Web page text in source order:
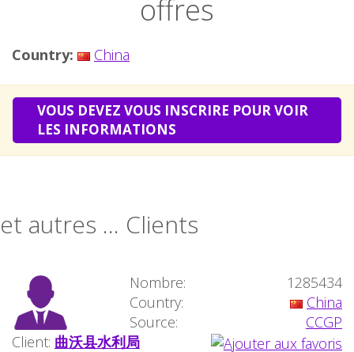
offres
Country: China
VOUS DEVEZ VOUS INSCRIRE POUR VOIR
LES INFORMATIONS
et autres ... Clients
Nombre:
1285434
Country:
China
Source:
CCGP
Client: 曲沃县水利局